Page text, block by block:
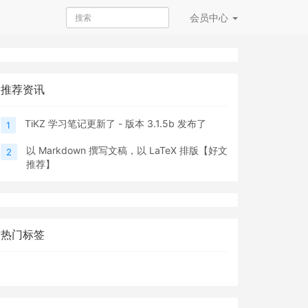
会员中心
推荐资讯
1 TiKZ 学习笔记更新了 - 版本 3.1.5b 发布了
2
以 Markdown 撰写文稿，以 LaTeX 排版【好文
推荐】
热门标签